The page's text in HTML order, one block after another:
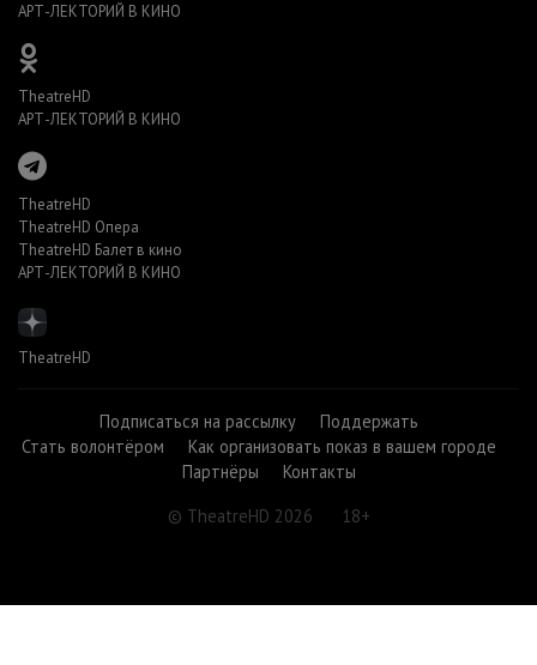
АРТ-ЛЕКТОРИЙ В КИНО
TheatreHD
АРТ-ЛЕКТОРИЙ В КИНО
TheatreHD
TheatreHD Опера
TheatreHD Балет в кино
АРТ-ЛЕКТОРИЙ В КИНО
TheatreHD
Подписаться на рассылку
Поддержать
Стать волонтёром
Как организовать показ в вашем городе
Партнёры
Контакты
© TheatreHD 2026
18+